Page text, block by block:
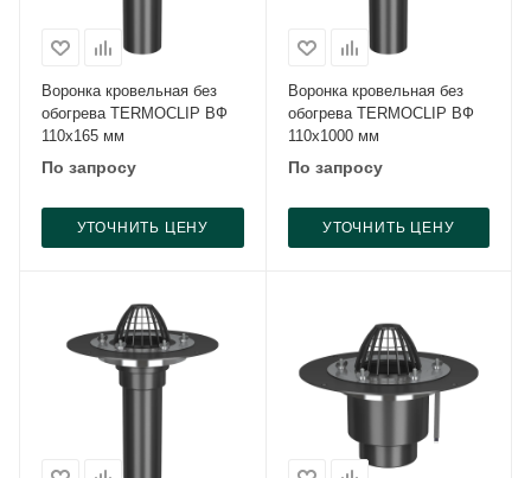
Воронка кровельная без
обогрева TERMOCLIP ВФ
110х165 мм
По запросу
УТОЧНИТЬ ЦЕНУ
Воронка кровельная без
обогрева TERMOCLIP ВФ
110х1000 мм
По запросу
УТОЧНИТЬ ЦЕНУ